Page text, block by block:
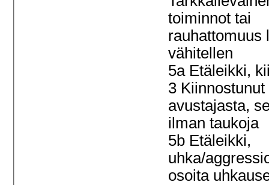
toiminnot tai
rauhattomuus
vähitellen
5a Etäleikki,
3 Kiinnostunut
avustajasta,
ilman taukoja
5b Etäleikki,
uhka/
osoita